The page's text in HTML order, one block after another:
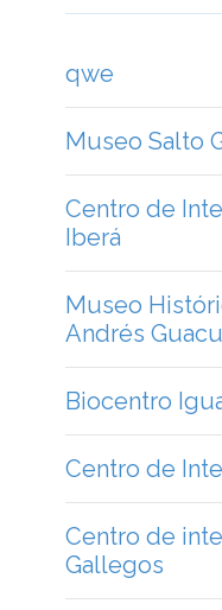
qwe
Museo Salto
Centro de
Iberá
Museo
Andrés
Biocentro
Centro de
Centro de
Gallegos